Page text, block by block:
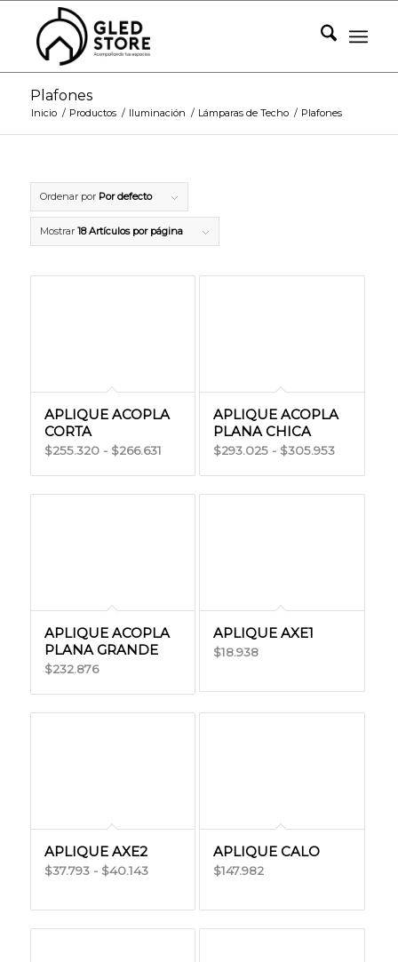
Plafones
Inicio / Productos / Iluminación / Lámparas de Techo / Plafones
Ordenar por Por defecto
Mostrar 18 Artículos por página
APLIQUE ACOPLA
CORTA
$255.320 - $266.631Rango
precios:
APLIQUE ACOPLA
PLANA CHICA
$293.025 - $305.953Rango
precios:
APLIQUE ACOPLA
PLANA GRANDE
$232.876
APLIQUE AXE1
$18.938
APLIQUE AXE2
$37.793 - $40.143Rango
precios:
desde
APLIQUE CALO
$147.982